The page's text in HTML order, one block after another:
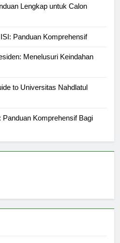
Lengkap untuk Calon
Menelusuri Keindahan
to Universitas Nahdlatul
Komprehensif Bagi